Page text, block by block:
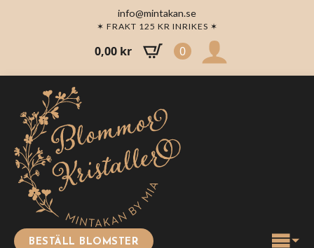
info@mintakan.se
✶ FRAKT 125 KR INRIKES ✶
0,00 kr 0
BESTÄLL BLOMSTER